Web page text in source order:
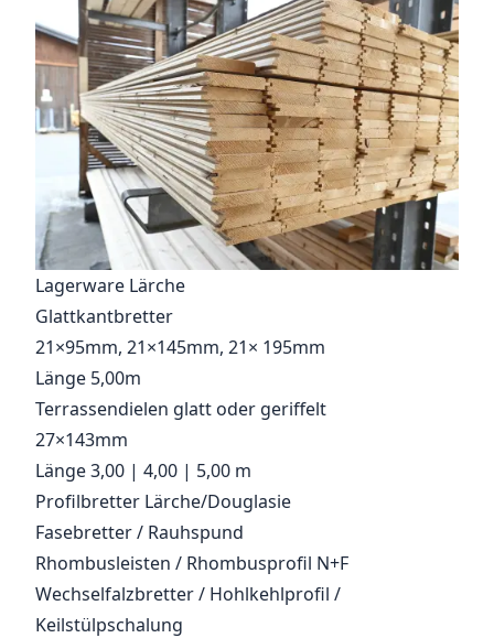
Lagerware Lärche
Glattkantbretter
21×95mm, 21×145mm, 21× 195mm
Länge 5,00m
Terrassendielen glatt oder geriffelt
27×143mm
Länge 3,00 | 4,00 | 5,00 m
Profilbretter Lärche/Douglasie
Fasebretter / Rauhspund
Rhombusleisten / Rhombusprofil N+F
Wechselfalzbretter / Hohlkehlprofil /
Keilstülpschalung